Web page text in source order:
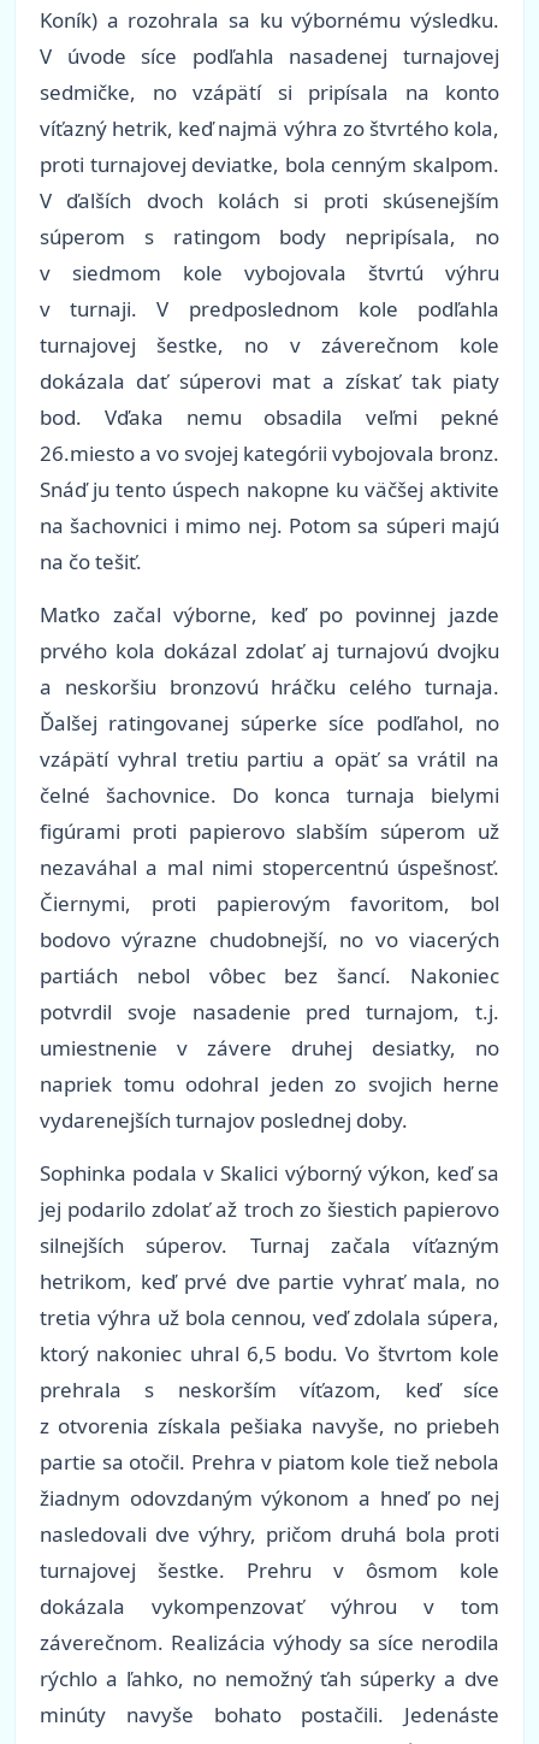
Koník) a rozohrala sa ku výbornému výsledku.
V úvode síce podľahla nasadenej turnajovej
sedmičke, no vzápätí si pripísala na konto
víťazný hetrik, keď najmä výhra zo štvrtého kola,
proti turnajovej deviatke, bola cenným skalpom.
V ďalších dvoch kolách si proti skúsenejším
súperom s ratingom body nepripísala, no
v siedmom kole vybojovala štvrtú výhru
v turnaji. V predposlednom kole podľahla
turnajovej šestke, no v záverečnom kole
dokázala dať súperovi mat a získať tak piaty
bod. Vďaka nemu obsadila veľmi pekné
26.miesto a vo svojej kategórii vybojovala bronz.
Snáď ju tento úspech nakopne ku väčšej aktivite
na šachovnici i mimo nej. Potom sa súperi majú
na čo tešiť.
Maťko začal výborne, keď po povinnej jazde
prvého kola dokázal zdolať aj turnajovú dvojku
a neskoršiu bronzovú hráčku celého turnaja.
Ďalšej ratingovanej súperke síce podľahol, no
vzápätí vyhral tretiu partiu a opäť sa vrátil na
čelné šachovnice. Do konca turnaja bielymi
figúrami proti papierovo slabším súperom už
nezaváhal a mal nimi stopercentnú úspešnosť.
Čiernymi, proti papierovým favoritom, bol
bodovo výrazne chudobnejší, no vo viacerých
partiách nebol vôbec bez šancí. Nakoniec
potvrdil svoje nasadenie pred turnajom, t.j.
umiestnenie v závere druhej desiatky, no
napriek tomu odohral jeden zo svojich herne
vydarenejších turnajov poslednej doby.
Sophinka podala v Skalici výborný výkon, keď sa
jej podarilo zdolať až troch zo šiestich papierovo
silnejších súperov. Turnaj začala víťazným
hetrikom, keď prvé dve partie vyhrať mala, no
tretia výhra už bola cennou, veď zdolala súpera,
ktorý nakoniec uhral 6,5 bodu. Vo štvrtom kole
prehrala s neskorším víťazom, keď síce
z otvorenia získala pešiaka navyše, no priebeh
partie sa otočil. Prehra v piatom kole tiež nebola
žiadnym odovzdaným výkonom a hneď po nej
nasledovali dve výhry, pričom druhá bola proti
turnajovej šestke. Prehru v ôsmom kole
dokázala vykompenzovať výhrou v tom
záverečnom. Realizácia výhody sa síce nerodila
rýchlo a ľahko, no nemožný ťah súperky a dve
minúty navyše bohato postačili. Jedenáste